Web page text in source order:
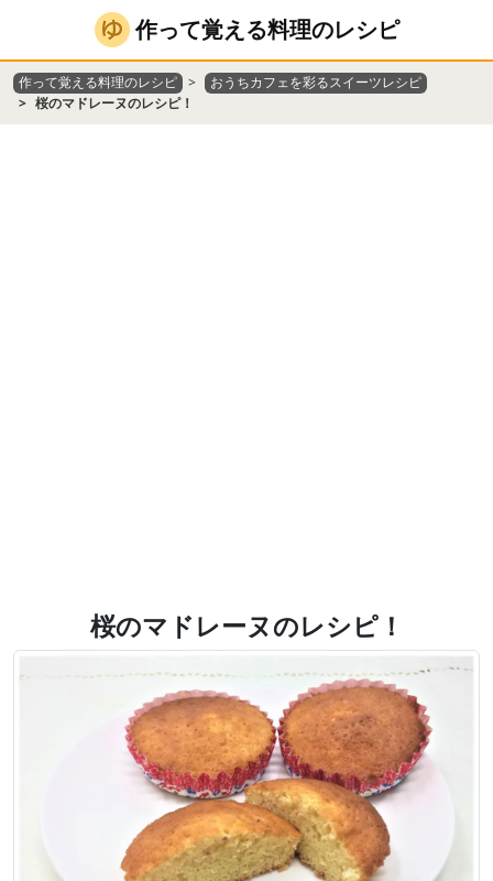
作って覚える料理のレシピ
作って覚える料理のレシピ
おうちカフェを彩るスイーツレシピ
桜のマドレーヌのレシピ！
桜のマドレーヌのレシピ！